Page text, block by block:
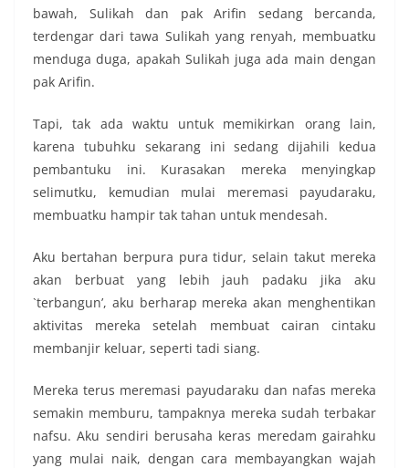
bawah, Sulikah dan pak Arifin sedang bercanda,
terdengar dari tawa Sulikah yang renyah, membuatku
menduga duga, apakah Sulikah juga ada main dengan
pak Arifin.
Tapi, tak ada waktu untuk memikirkan orang lain,
karena tubuhku sekarang ini sedang dijahili kedua
pembantuku ini. Kurasakan mereka menyingkap
selimutku, kemudian mulai meremasi payudaraku,
membuatku hampir tak tahan untuk mendesah.
Aku bertahan berpura pura tidur, selain takut mereka
akan berbuat yang lebih jauh padaku jika aku
`terbangun’, aku berharap mereka akan menghentikan
aktivitas mereka setelah membuat cairan cintaku
membanjir keluar, seperti tadi siang.
Mereka terus meremasi payudaraku dan nafas mereka
semakin memburu, tampaknya mereka sudah terbakar
nafsu. Aku sendiri berusaha keras meredam gairahku
yang mulai naik, dengan cara membayangkan wajah